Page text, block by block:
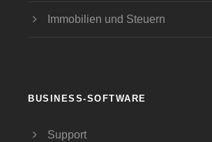
Immobilien und Steuern
BUSINESS-SOFTWARE
Support